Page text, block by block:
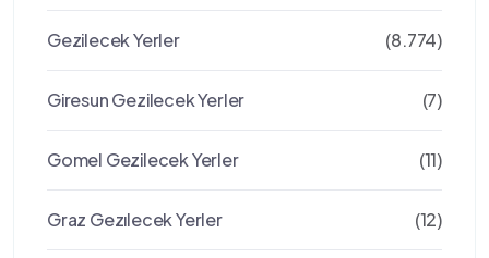
Gezilecek Yerler (8.774)
Giresun Gezilecek Yerler (7)
Gomel Gezilecek Yerler (11)
Graz Gezılecek Yerler (12)